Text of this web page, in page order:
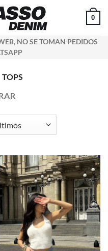
0
NO SE TOMAN PEDIDOS
TOPS